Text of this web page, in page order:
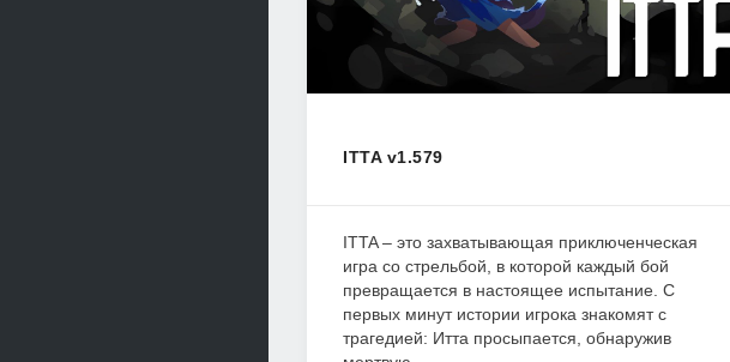
ITTA v1.579
ITTA – это захватывающая приключенческая
игра со стрельбой, в которой каждый бой
превращается в настоящее испытание. С
первых минут истории игрока знакомят с
трагедией: Итта просыпается, обнаружив